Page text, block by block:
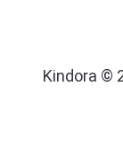
Kindora ©